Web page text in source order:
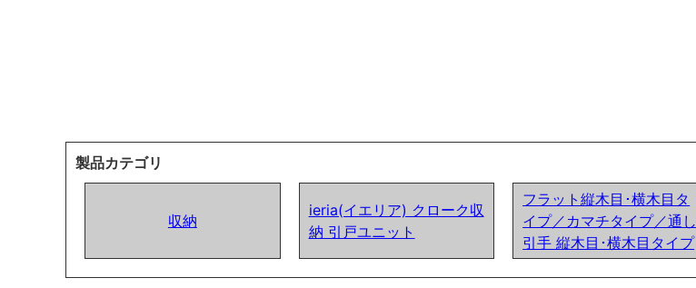
製品カテゴリ
収納
ieria(イエリア) クローク収
納 引戸ユニット
フラット縦木目･横木目タ
イプ／カマチタイプ／通し
引手 縦木目･横木目タイプ